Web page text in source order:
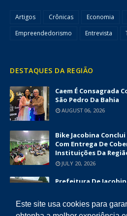
Este site usa cookies para
Artigos Crônicas Economia
Empreendedorismo
Entrevista
DESTAQUES DA REGIÃO
Caem É Consagrada
São Pedro Da Bahia
AUGUST 06, 2026
Bike Jacobina
Com Entrega De
Instituições Da
JULY 20, 2026
Prefeitura De
Superior A R$ 1,7
JUNE 12, 2026